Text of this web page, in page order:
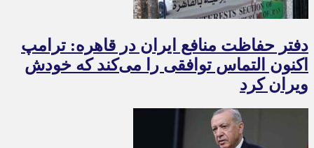
دفتر حفاظت منافع ایران در قاهره: ترامپ
اکنون التماس توافقی را می‌کند که خودش
ویران کرد